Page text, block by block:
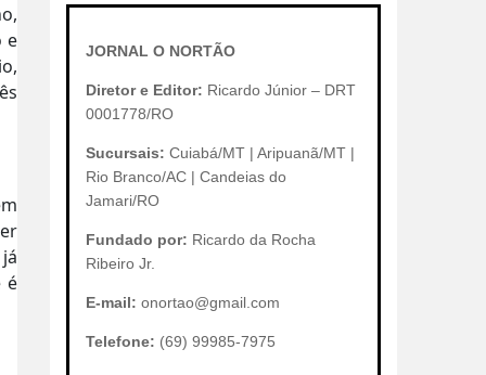
e
é
JORNAL O NORTÃO
Diretor e Editor: Ricardo Júnior – DRT
0001778/RO
Sucursais: Cuiabá/MT | Aripuanã/MT |
Rio Branco/AC | Candeias do
Jamari/RO
Fundado por: Ricardo da Rocha
Ribeiro Jr.
E-mail: onortao@gmail.com
Telefone: (69) 99985-7975